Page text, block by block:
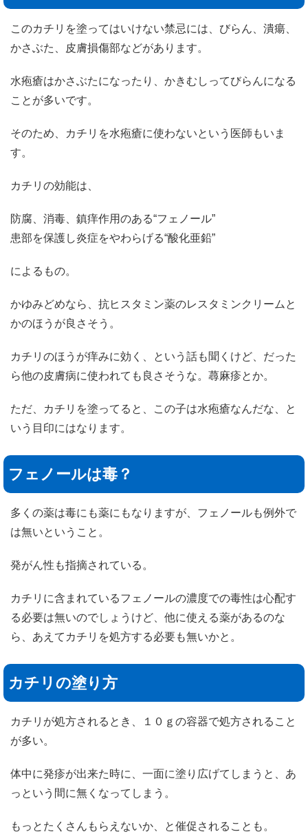
このカチリを塗ってはいけない禁忌には、びらん、潰瘍、
かさぶた、皮膚損傷部などがあります。
水疱瘡はかさぶたになったり、かきむしってびらんになる
ことが多いです。
そのため、カチリを水疱瘡に使わないという医師もいま
す。
カチリの効能は、
防腐、消毒、鎮痒作用のある“フェノール”
患部を保護し炎症をやわらげる“酸化亜鉛”
によるもの。
かゆみどめなら、抗ヒスタミン薬のレスタミンクリームと
かのほうが良さそう。
カチリのほうが痒みに効く、という話も聞くけど、だった
ら他の皮膚病に使われても良さそうな。蕁麻疹とか。
ただ、カチリを塗ってると、この子は水疱瘡なんだな、と
いう目印にはなります。
フェノールは毒？
多くの薬は毒にも薬にもなりますが、フェノールも例外で
は無いということ。
発がん性も指摘されている。
カチリに含まれているフェノールの濃度での毒性は心配す
る必要は無いのでしょうけど、他に使える薬があるのな
ら、あえてカチリを処方する必要も無いかと。
カチリの塗り方
カチリが処方されるとき、１０ｇの容器で処方されること
が多い。
体中に発疹が出来た時に、一面に塗り広げてしまうと、あ
っという間に無くなってしまう。
もっとたくさんもらえないか、と催促されることも。